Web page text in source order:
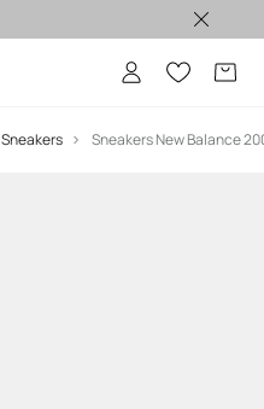
Sneakers